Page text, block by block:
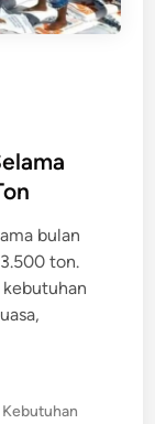
bulan
ton.
Kebutuhan